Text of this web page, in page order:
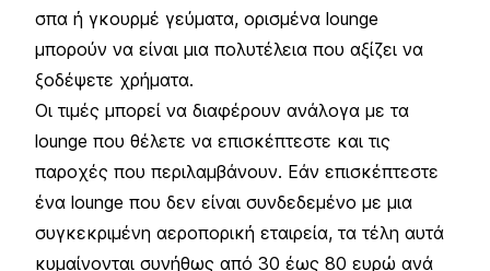
σπα ή γκουρμέ γεύματα, ορισμένα lounge
μπορούν να είναι μια πολυτέλεια που αξίζει να
ξοδέψετε χρήματα.
Οι τιμές μπορεί να διαφέρουν ανάλογα με τα
lounge που θέλετε να επισκέπτεστε και τις
παροχές που περιλαμβάνουν. Εάν επισκέπτεστε
ένα lounge που δεν είναι συνδεδεμένο με μια
συγκεκριμένη αεροπορική εταιρεία, τα τέλη αυτά
κυμαίνονται συνήθως από 30 έως 80 ευρώ ανά